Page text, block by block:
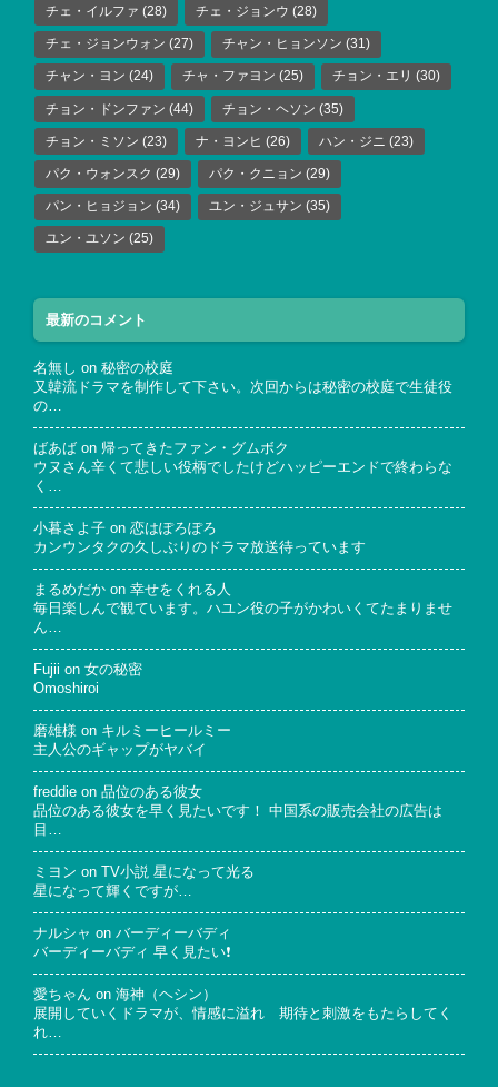
チェ・イルファ (28) チェ・ジョンウ (28)
チェ・ジョンウォン (27) チャン・ヒョンソン (31)
チャン・ヨン (24) チャ・ファヨン (25) チョン・エリ (30)
チョン・ドンファン (44) チョン・ヘソン (35)
チョン・ミソン (23) ナ・ヨンヒ (26) ハン・ジニ (23)
パク・ウォンスク (29) パク・クニョン (29)
パン・ヒョジョン (34) ユン・ジュサン (35)
ユン・ユソン (25)
最新のコメント
名無し on 秘密の校庭
又韓流ドラマを制作して下さい。次回からは秘密の校庭で生徒役
の…
ばあば on 帰ってきたファン・グムボク
ウヌさん辛くて悲しい役柄でしたけどハッピーエンドで終わらな
く…
小暮さよ子 on 恋はぽろぽろ
カンウンタクの久しぶりのドラマ放送待っています
まるめだか on 幸せをくれる人
毎日楽しんで観ています。ハユン役の子がかわいくてたまりませ
ん…
Fujii on 女の秘密
Omoshiroi
磨雄様 on キルミーヒールミー
主人公のギャップがヤバイ
freddie on 品位のある彼女
品位のある彼女を早く見たいです！ 中国系の販売会社の広告は
目…
ミヨン on
TV小説 星になって光る
星になって輝くですが…
ナルシャ on バーディーバディ
バーディーバディ 早く見たい❗
愛ちゃん on 海神（ヘシン）
展開していくドラマが、情感に溢れ 期待と刺激をもたらしてく
れ…